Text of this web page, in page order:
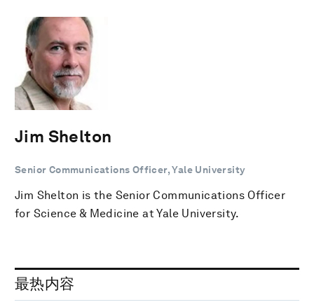
Jim Shelton
Senior Communications Officer, Yale University
Jim Shelton is the Senior Communications Officer
for Science & Medicine at Yale University.
最热内容